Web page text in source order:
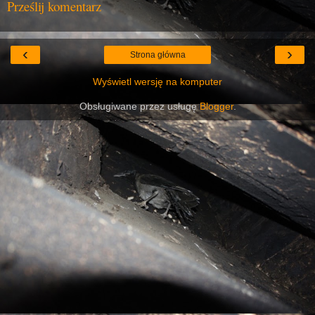
Prześlij komentarz
‹ ›
Strona główna
Wyświetl wersję na komputer
Obsługiwane przez usługęBlogger.